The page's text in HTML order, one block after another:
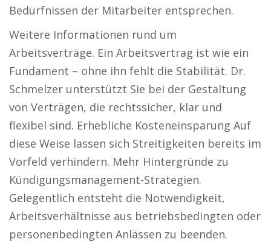
Bedürfnissen der Mitarbeiter entsprechen.
Weitere Informationen rund um
Arbeitsverträge. Ein Arbeitsvertrag ist wie ein
Fundament – ohne ihn fehlt die Stabilität. Dr.
Schmelzer unterstützt Sie bei der Gestaltung
von Verträgen, die rechtssicher, klar und
flexibel sind. Erhebliche Kosteneinsparung Auf
diese Weise lassen sich Streitigkeiten bereits im
Vorfeld verhindern. Mehr Hintergründe zu
Kündigungsmanagement-Strategien.
Gelegentlich entsteht die Notwendigkeit,
Arbeitsverhältnisse aus betriebsbedingten oder
personenbedingten Anlässen zu beenden.